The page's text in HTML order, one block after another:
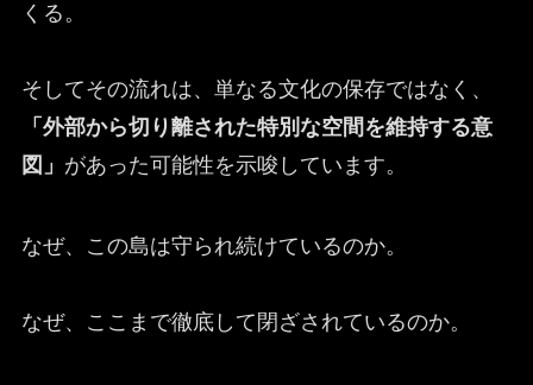
くる。
そしてその流れは、単なる文化の保存ではなく、
「外部から切り離された特別な空間を維持する意
図」 があった可能性を示唆しています。
なぜ、この島は守られ続けているのか。
なぜ、ここまで徹底して閉ざされているのか。